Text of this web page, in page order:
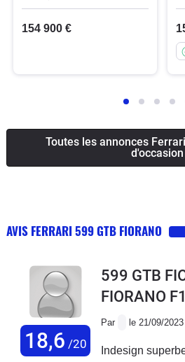
154 900 €
Toutes les annonces
d'occasion
AVIS FERRARI 599 GTB FIORANO
18,6 /20
599 GTB
FIORANO F1
Par le 21/09/2023
Indesign